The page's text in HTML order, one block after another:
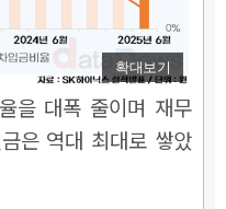
확대보기
을 대폭 줄이며 재무
은 역대 최대로 쌓았